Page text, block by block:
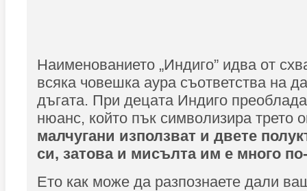
Наименованието „Индиго” идва от
всяка човешка аура съответства на
дъгата. При децата Индиго
нюанс, който пък символизира трето
малчугани използват и двете
си, затова и мисълта им е много
Ето как може да разпознаете дали